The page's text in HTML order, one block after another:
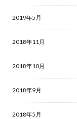
2019年5月
2018年11月
2018年10月
2018年9月
2018年5月